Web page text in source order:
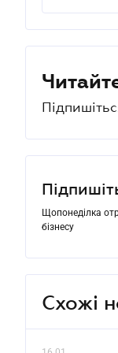
Щопонеділка
бізнесу
Схожі